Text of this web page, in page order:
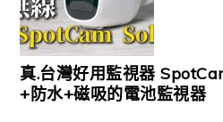
真.台灣好用監視器
+防水+磁吸的電池監視器